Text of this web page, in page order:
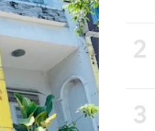
2
3